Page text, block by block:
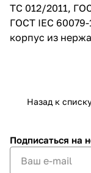
ТС 012/2011,
ГОСТ IEC
корпус из
Назад к
Подписаться на